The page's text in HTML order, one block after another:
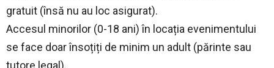
gratuit (însă nu au loc asigurat).
Accesul minorilor (0-18 ani) în locația evenimentului
se face doar însoțiți de minim un adult (părinte sau
tutore legal).